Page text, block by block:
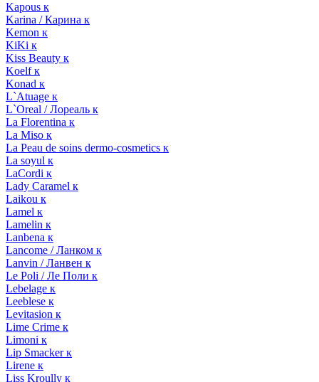
Kapous к
Karina / Карина к
Kemon к
KiKi к
Kiss Beauty к
Koelf к
Konad к
L`Atuage к
L`Oreal / Лореаль к
La Florentina к
La Miso к
La Peau de soins dermo-cosmetics к
La soyul к
LaCordi к
Lady Caramel к
Laikou к
Lamel к
Lamelin к
Lanbena к
Lancome / Ланком к
Lanvin / Ланвен к
Le Poli / Ле Поли к
Lebelage к
Leeblese к
Levitasion к
Lime Crime к
Limoni к
Lip Smacker к
Lirene к
Liss Kroully к